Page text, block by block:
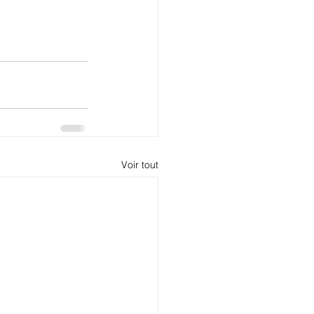
Voir tout